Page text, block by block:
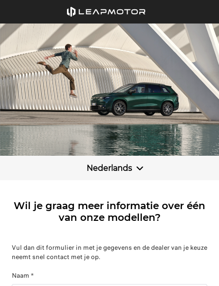
Nederlands
Wil je graag meer informatie over één
van onze modellen?
Vul dan dit formulier in met je gegevens en de dealer van je keuze
neemt snel contact met je op.
Naam *